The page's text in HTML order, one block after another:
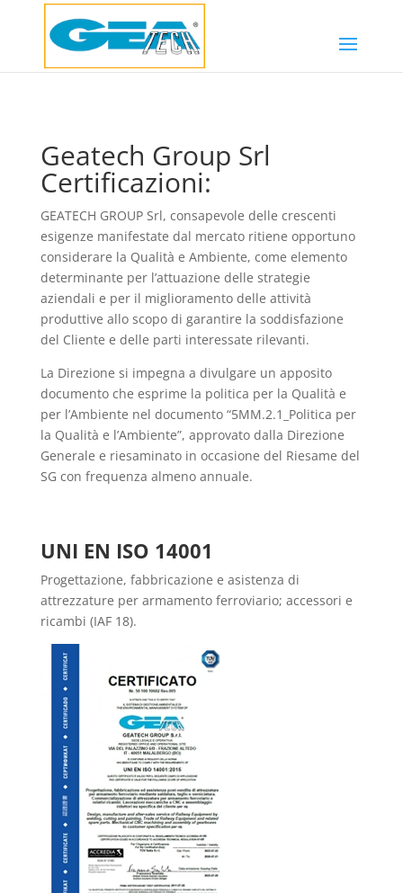
Geatech Group Srl
Certificazioni:
GEATECH GROUP Srl, consapevole delle crescenti
esigenze manifestate dal mercato ritiene opportuno
considerare la Qualità e Ambiente, come elemento
determinante per l’attuazione delle strategie
aziendali e per il miglioramento delle attività
produttive allo scopo di garantire la soddisfazione
del Cliente e delle parti interessate rilevanti.
La Direzione si impegna a divulgare un apposito
documento che esprime la politica per la Qualità e
per l’Ambiente nel documento “5MM.2.1_Politica per
la Qualità e l’Ambiente”, approvato dalla Direzione
Generale e riesaminato in occasione del Riesame del
SG con frequenza almeno annuale.
UNI EN ISO 14001
Progettazione, fabbricazione e asistenza di
attrezzature per armamento ferroviario; accessori e
ricambi (IAF 18).